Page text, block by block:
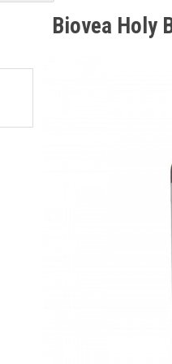
Biovea Holy